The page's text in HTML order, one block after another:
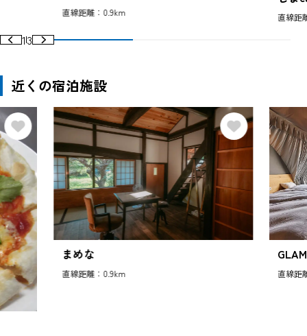
直線距離：0.9km 直線距
13
近くの宿泊施設
まめな
直線距離：0.9km 直線距